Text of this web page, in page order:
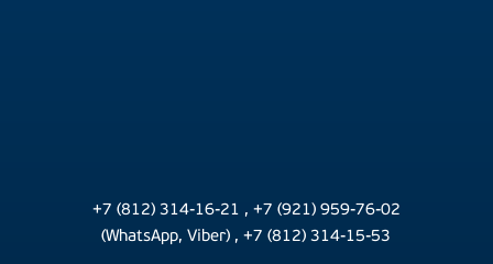
+7 (812) 314-16-21 , +7 (921) 959-76-02
(WhatsApp, Viber) ,+7 (812) 314-15-53